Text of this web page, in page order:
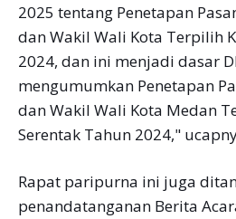
2025 tentang Penetapan
dan Wakil Wali Kota Terpilih
2024, dan ini menjadi dasar
mengumumkan Penetapan
dan Wakil Wali Kota Medan
Serentak Tahun 2024,"
Rapat paripurna ini juga
penandatanganan Berita